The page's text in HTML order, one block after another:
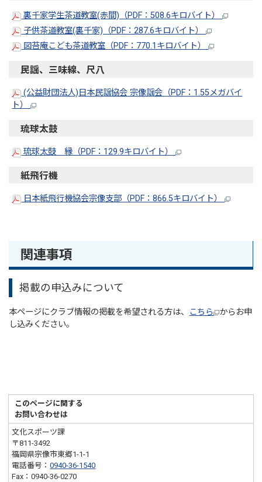
裏千家学生茶道教室(赤間)（PDF：508.6キロバイト）
子供茶道教室(裏千家)（PDF：287.6キロバイト）
図苔庵こども茶道教室（PDF：770.1キロバイト）
民謡、三味線、尺八
(公益財団法人)日本民謡協会 宗像謡会（PDF：1.55メガバイ
ト）
琉球太鼓
琉球太鼓 縁（PDF：129.9キロバイト）
紙飛行機
日本紙飛行機協会宗像支部（PDF：866.5キロバイト）
関連事項
掲載の申込みについて
本ページにクラブ情報の掲載を希望される方は、 こちら
からお申
し込みください。
このページに関する
お問い合わせは
文化スポーツ課
〒811-3492
福岡県宗像市東郷1-1-1
電話番号：0940-36-1540
Fax：0940-36-0270